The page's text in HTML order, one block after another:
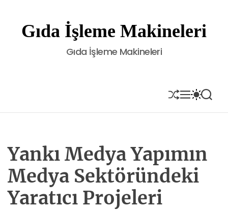
t
Gıda İşleme Makineleri
Gıda İşleme Makineleri
S
H
U
E
M
E
N
S
W
I
C
O
O
R
S
E
A
Yankı Medya Yapımın
Medya Sektöründeki
Yaratıcı Projeleri